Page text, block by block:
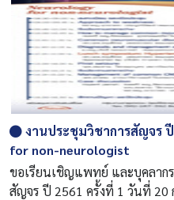
งานประชุมวิชาการสัญจร
for non-neurologist
ขอเรียนเชิญแพทย์ และบุคลาก
สัญจร ปี 2561 ครั้งที่ 1 วันที่ 20